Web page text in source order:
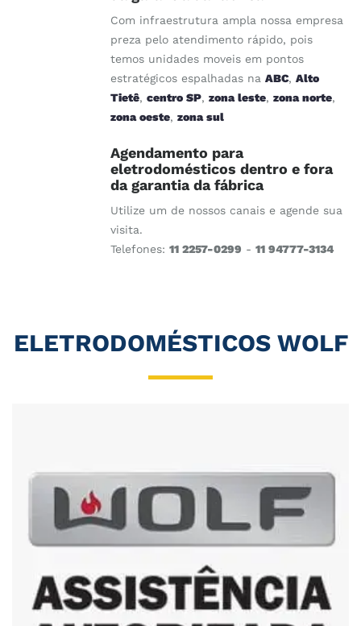
Com infraestrutura ampla nossa empresa
preza pelo atendimento rápido, pois
temos unidades moveis em pontos
estratégicos espalhadas naABC,Alto
Tietê,centro SP,zona leste,zona norte,
zona oeste,zona sul
Agendamento para
eletrodomésticos dentro e fora
da garantia da fábrica
Utilize um de nossos canais e agende sua
visita.
Telefones:11 2257-0299 -11 94777-3134
ELETRODOMÉSTICOS WOLF